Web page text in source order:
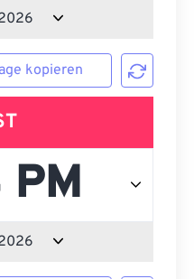
kopieren